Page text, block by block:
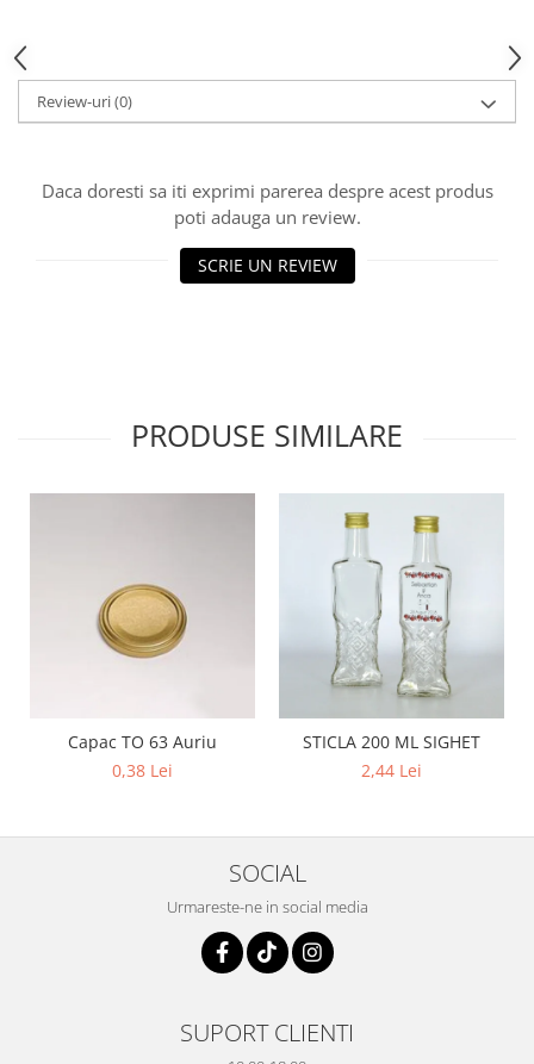
Review-uri(0)
Daca doresti sa iti exprimi parerea despre acest produs
poti adauga un review.
SCRIE UN REVIEW
PRODUSE SIMILARE
Capac TO 63 Auriu
0,38 Lei
STICLA 200 ML SIGHET
2,44 Lei
SOCIAL
Urmareste-ne in social media
SUPORT CLIENTI